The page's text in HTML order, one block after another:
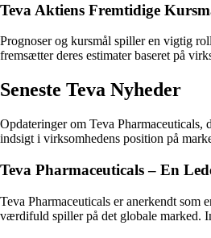
Teva Aktiens Fremtidige
Prognoser og kursmål spiller en vigtig
fremsætter deres estimater baseret på
Seneste Teva Nyheder
Opdateringer om Teva Pharmaceuticals,
indsigt i virksomhedens position på
Teva Pharmaceuticals – En
Teva Pharmaceuticals er anerkendt
værdifuld spiller på det globale marked.